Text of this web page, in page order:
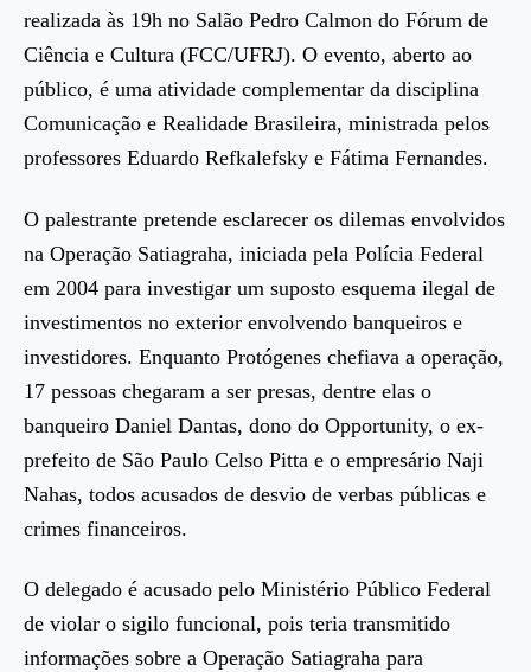
realizada às 19h no Salão Pedro Calmon do Fórum de
Ciência e Cultura (FCC/UFRJ). O evento, aberto ao
público, é uma atividade complementar da disciplina
Comunicação e Realidade Brasileira, ministrada pelos
professores Eduardo Refkalefsky e Fátima Fernandes.
O palestrante pretende esclarecer os dilemas envolvidos
na Operação Satiagraha, iniciada pela Polícia Federal
em 2004 para investigar um suposto esquema ilegal de
investimentos no exterior envolvendo banqueiros e
investidores. Enquanto Protógenes chefiava a operação,
17 pessoas chegaram a ser presas, dentre elas o
banqueiro Daniel Dantas, dono do Opportunity, o ex-
prefeito de São Paulo Celso Pitta e o empresário Naji
Nahas, todos acusados de desvio de verbas públicas e
crimes financeiros.
O delegado é acusado pelo Ministério Público Federal
de violar o sigilo funcional, pois teria transmitido
informações sobre a Operação Satiagraha para